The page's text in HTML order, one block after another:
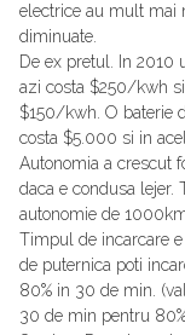
electrice au mult mai
diminuate.
De ex pretul. In
azi costa $250/kwh
$150/kwh. O baterie
costa $5.000 si in
Autonomia a crescut
daca e condusa lejer.
autonomie de
Timpul de incarcare
de puternica poti
80% in 30 de min.
30 de min pentru